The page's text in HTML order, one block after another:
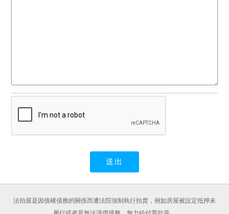
法拍屋是因債權債務的關係而遭法院強制執行拍賣，例如房屋被設定抵押未